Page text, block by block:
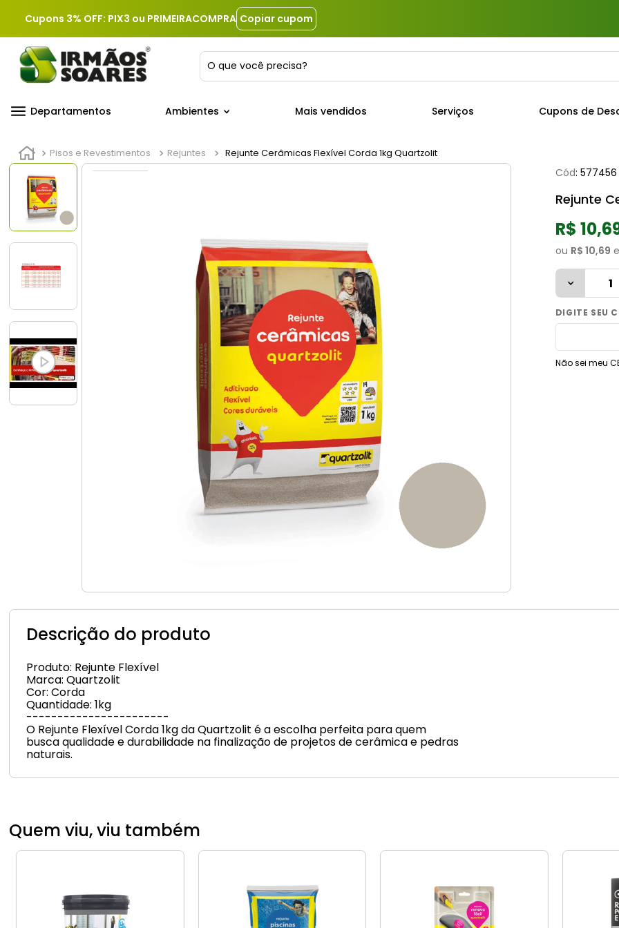
Cupons 3% OFF: PIX3 ou PRIMEIRACOMPRA Copiar cupom
O que você precisa?
Departamentos Ambientes Mais vendidos Serviços Cupons de
Pisos e Revestimentos Rejuntes Rejunte Cerâmicas Flexível Corda 1kg Quartzolit
Cód: 577456
Rejunte
R$
ou R$ 10,69
Não sei meu
Descrição do produto
Produto: Rejunte Flexível
Marca: Quartzolit
Cor: Corda
Quantidade: 1kg
-----------------------
O Rejunte Flexível Corda 1kg da Quartzolit é a escolha perfeita para quem
busca qualidade e durabilidade na finalização de projetos de cerâmica e pedras
naturais.
Quem viu, viu também
2º
porcelanato
6º
telha
7º
tinta
8º
cimento
9º
vaso sanitário
10º janela